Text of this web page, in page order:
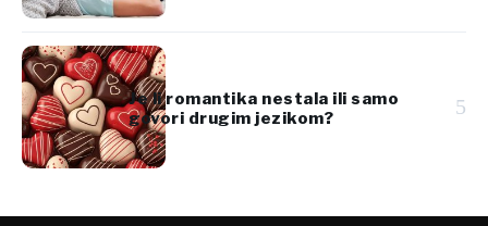
Je li romantika nestala ili samo
govori drugim jezikom?
5